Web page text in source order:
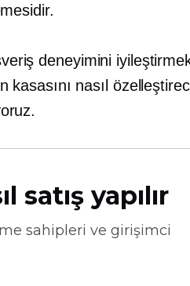
deneyimini
kasasını nasıl
satış yapılır
sahipleri ve girişimci